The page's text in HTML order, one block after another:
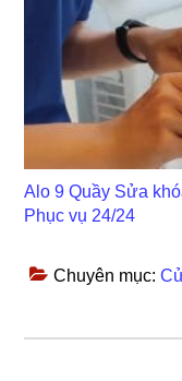
Alo 9 Quầy Sửa
Phục vụ 24/24
Chuyên mục: